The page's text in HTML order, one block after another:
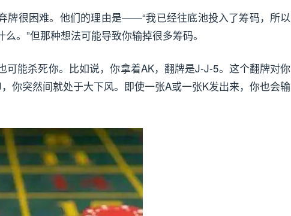
牌很困难。他们的理由是——“我已经往底池投入了筹码，所以
。”但那种想法可能导致你输掉很多筹码。
可能杀死你。比如说，你拿着AK，翻牌是J-J-5。这个翻牌对你
你突然间就处于大下风。即使一张A或一张K发出来，你也会输